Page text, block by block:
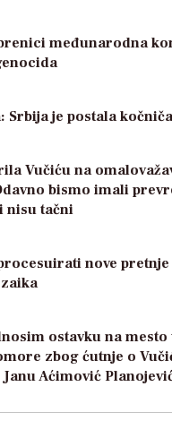
međunarodna
Srbija je postala
Vučiću na
bismo imali
nisu tačni
nove
ostavku na mesto
zbog ćutnje o
Aćimović